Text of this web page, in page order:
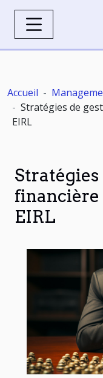
Accueil
Stratégies de
EIRL
financière
EIRL